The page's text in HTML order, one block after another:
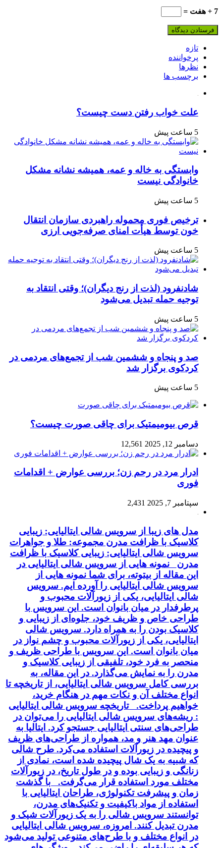
7 + هفت =
تازه
پرخواننده
نظرها
برچسب ها
علت خواب رفتن دست چیست؟
5 ساعت پیش
وابستگی به خاله و عمه، همیشه نشانه مشکل
خانوادگی نیست
5 ساعت پیش
ترخیص فوری محموله راهبردی سازمان انتقال
خون توسط هیأت امنای صرفه‌جویی ارزی
5 ساعت پیش
شادنفرود (لذت از رنج دیگران)؛ وقتی انتقاد به
توجیه حمله تبدیل می‌شود
5 ساعت پیش
صد و پنجاه‌ و ششمین شب از تجمع‌های مردمی در
کردکوی برگزار شد
5 ساعت پیش
قرص بیومیمتیک برای چاقی صورت چیست؟
دسامبر 12, 2025 12,561
ادرار مرد در رحم زن؛ بررسی عوارض + اقدامات
فوری
سپتامبر 7, 2025 2,431
مدل های زیبا از سرویس شالی ایتالیایی: زیبایی
کلاسیک با ظرافت مدرن مجموعه: طلا و جواهرات
سرویس شالی ایتالیایی: زیبایی کلاسیک با ظرافت
مدرن نمونه هایی از سرویس شالی ایتالیایی در
این مقاله از بیتوته، برای شما نمونه هایی از
سرویس شالی ایتالیایی را آورده ایم. سرویس
شالی ایتالیایی، یکی از زیورآلات محبوب و
پرطرفدار در میان بانوان است. این سرویس با
طراحی خاص و ظریف خود، جلوه‌ای از زیبایی و
کلاسیک بودن را به همراه دارد. سرویس شالی
ایتالیایی، یکی از زیورآلات محبوب و چشم نواز در
میان بانوان است. این سرویس با طراحی ظریف و
منحصر به فرد خود، تلفیقی از زیبایی کلاسیک و
مدرن را به نمایش می‌گذارد. در این مقاله، به
بررسی کامل سرویس شالی ایتالیایی، از تاریخچه تا
انواع مختلف آن و نکات مهم در هنگام خرید،
خواهیم پرداخت. تاریخچه سرویس شالی ایتالیایی
: ریشه‌های سرویس شالی ایتالیایی را می‌توان در
طراحی‌های سنتی ایتالیایی جستجو کرد. ایتالیا به
عنوان مهد هنر و مد، همواره از طراحی‌های ظریف
و پیچیده در زیورآلات استفاده می‌کرد. طرح شالی
که شبیه به یک شال پیچیده شده است، نمادی از
زنانگی و زیبایی بوده و در طول تاریخ، در زیورآلات
مختلف مورد استفاده قرار می‌گرفت. با گذشت
زمان و پیشرفت تکنولوژی، طراحان ایتالیایی با
استفاده از مواد باکیفیت و تکنیک‌های مدرن،
توانستند سرویس شالی را به یک زیورآلات شیک و
مدرن تبدیل کنند. امروزه، سرویس شالی ایتالیایی
در انواع مختلف و با طرح‌های متنوعی تولید می‌شود